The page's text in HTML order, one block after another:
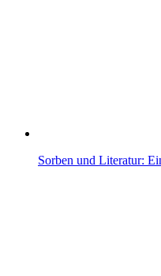
Sorben und Literatur: